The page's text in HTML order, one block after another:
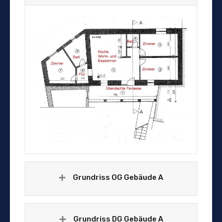
Grundriss OG Gebäude A
Grundriss DG Gebäude A